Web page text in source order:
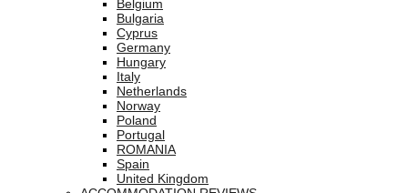
Belgium
Bulgaria
Cyprus
Germany
Hungary
Italy
Netherlands
Norway
Poland
Portugal
ROMANIA
Spain
United Kingdom